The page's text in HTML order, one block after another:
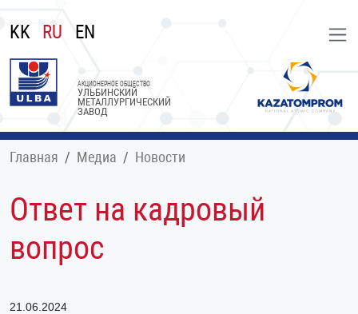
KK RU EN
УЛЬБИНСКИЙ
МЕТАЛЛУРГИЧЕСКИЙ
ЗАВОД
АКЦИОНЕРНОЕ ОБЩЕСТВО
Главная Медиа Новости
Ответ на кадровый
вопрос
21.06.2024